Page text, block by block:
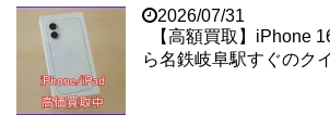
2026/07/31
【高額買取】iPhone
ら名鉄岐阜駅すぐのク